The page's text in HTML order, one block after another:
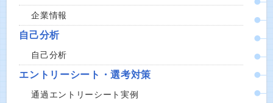
企業情報
自己分析
自己分析
エントリーシート・選考対策
通過エントリーシート実例